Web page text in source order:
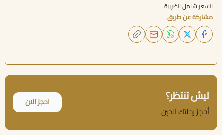
السعر شامل الضريبة
مشاركة عن طريق
ليش تنتظر؟
أحجز رحلتك الحين
احجز الان